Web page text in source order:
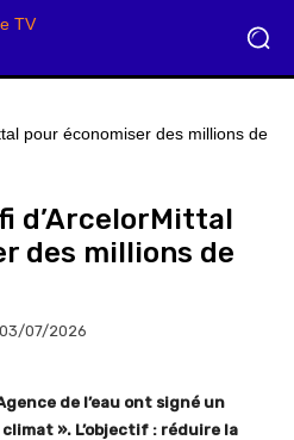
d’ArcelorMittal
des millions de
03/07/2026
de l’eau ont signé un
». L’objectif : réduire la